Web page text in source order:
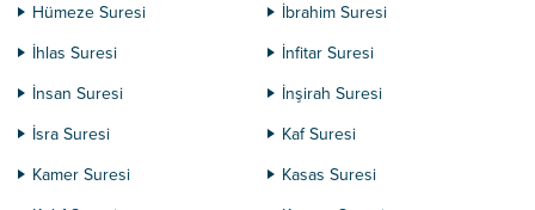
Hümeze Suresi
İbrahim Suresi
İhlas Suresi
İnfitar Suresi
İnsan Suresi
İnşirah Suresi
İsra Suresi
Kaf Suresi
Kamer Suresi
Kasas Suresi